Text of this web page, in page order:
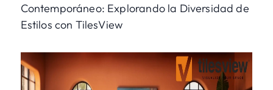
Contemporáneo: Explorando la Diversidad de
Estilos con TilesView